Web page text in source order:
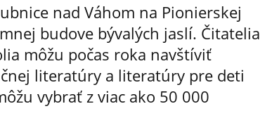
nad Váhom na Pionierskej
budove bývalých jaslí. Čitatelia
môžu počas roka navštíviť
literatúry a literatúry pre deti
vybrať z viac ako 50 000